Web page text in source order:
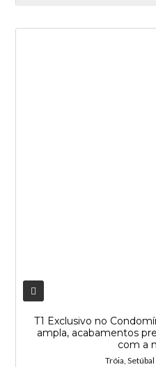
T1 Exclusivo no
ampla, acabamentos
com a
Tróia,